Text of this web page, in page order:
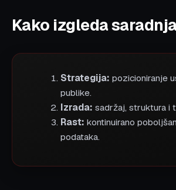
Kako izgleda
Strategija: pozicioniranje
publike.
Izrada: sadržaj, struktura i
Rast: kontinuirano
podataka.